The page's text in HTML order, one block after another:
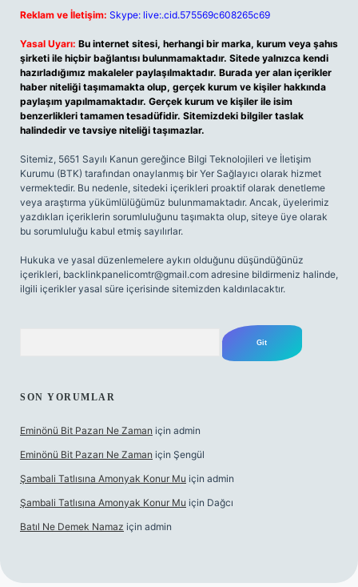
Reklam ve İletişim: Skype: live:.cid.575569c608265c69
Yasal Uyarı: Bu internet sitesi, herhangi bir marka, kurum veya şahıs
şirketi ile hiçbir bağlantısı bulunmamaktadır. Sitede yalnızca kendi
hazırladığımız makaleler paylaşılmaktadır. Burada yer alan içerikler
haber niteliği taşımamakta olup, gerçek kurum ve kişiler hakkında
paylaşım yapılmamaktadır. Gerçek kurum ve kişiler ile isim
benzerlikleri tamamen tesadüfidir. Sitemizdeki bilgiler taslak
halindedir ve tavsiye niteliği taşımazlar.
Sitemiz, 5651 Sayılı Kanun gereğince Bilgi Teknolojileri ve İletişim
Kurumu (BTK) tarafından onaylanmış bir Yer Sağlayıcı olarak hizmet
vermektedir. Bu nedenle, sitedeki içerikleri proaktif olarak denetleme
veya araştırma yükümlülüğümüz bulunmamaktadır. Ancak, üyelerimiz
yazdıkları içeriklerin sorumluluğunu taşımakta olup, siteye üye olarak
bu sorumluluğu kabul etmiş sayılırlar.
Hukuka ve yasal düzenlemelere aykırı olduğunu düşündüğünüz
içerikleri, backlinkpanelicomtr@gmail.com adresine bildirmeniz halinde,
ilgili içerikler yasal süre içerisinde sitemizden kaldırılacaktır.
SON YORUMLAR
Eminönü Bit Pazarı Ne Zaman için admin
Eminönü Bit Pazarı Ne Zaman için Şengül
Şambali Tatlısına Amonyak Konur Mu için admin
Şambali Tatlısına Amonyak Konur Mu için Dağcı
Batıl Ne Demek Namaz için admin